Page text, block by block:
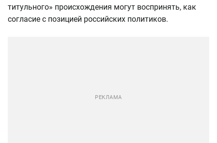
титульного» происхождения могут воспринять, как
согласие с позицией российских политиков.